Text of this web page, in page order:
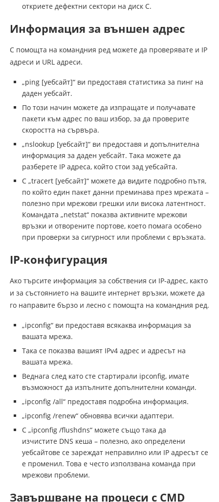
откриете дефектни сектори на диск C.
Информация за външен адрес
С помощта на командния ред можете да проверявате и IP
адреси и URL адреси.
„ping [уебсайт]“ ви предоставя статистика за пинг на
даден уебсайт.
По този начин можете да изпращате и получавате
пакети към адрес по ваш избор, за да проверите
скоростта на сървъра.
„nslookup [уебсайт]“ ви предоставя и допълнителна
информация за даден уебсайт. Така можете да
разберете IP адреса, който стои зад уебсайта.
С „tracert [уебсайт]“ можете да видите подробно пътя,
по който един пакет данни преминава през мрежата –
полезно при мрежови грешки или висока латентност.
Командата „netstat“ показва активните мрежови
връзки и отворените портове, което помага особено
при проверки за сигурност или проблеми с връзката.
IP-конфигурация
Ако търсите информация за собствения си IP-адрес, както
и за състоянието на вашите интернет връзки, можете да
го направите бързо и лесно с помощта на командния ред.
„ipconfig“ ви предоставя всякаква информация за
вашата мрежа.
Така се показва вашият IPv4 адрес и адресът на
вашата мрежа.
Веднага след като сте стартирали ipconfig, имате
възможност да изпълните допълнителни команди.
„ipconfig /all“ предоставя подробна информация.
„ipconfig /renew“ обновява всички адаптери.
С „ipconfig /flushdns“ можете също така да
изчистите DNS кеша – полезно, ако определени
уебсайтове се зареждат неправилно или IP адресът се
е променил. Това е често използвана команда при
мрежови проблеми.
Завършване на процеси с CMD